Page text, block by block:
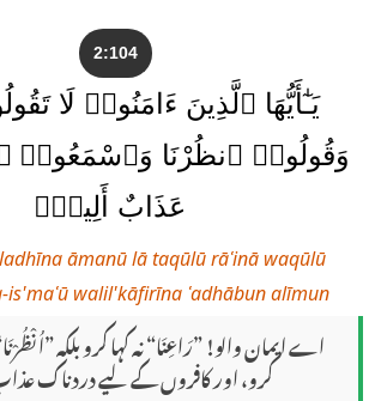
2:104
يَـٰٓأَيُّهَا ٱلَّذِينَ ءَامَنُوا۟ لَا
وَقُولُوا۟ ٱنظُرْنَا وَٱسْمَعُوا۟
عَذَابٌ أَلِيمٌۭ
āmanū lā taqūlū rāʿinā waqūlū
walil'kāfirīna ʿadhābun alīmun
اے ایمان والو! ”رَاعِنَا“ نہ کہا کرو بلکہ
کرو، اور کافروں کے لیے دردناک